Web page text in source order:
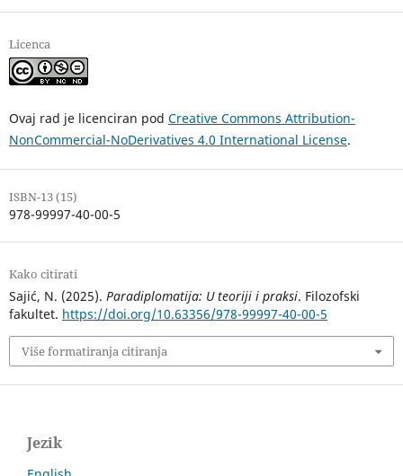
Licenca
Ovaj rad je licenciran pod Creative Commons Attribution-
NonCommercial-NoDerivatives 4.0 International License.
ISBN-13 (15)
978-99997-40-00-5
Kako citirati
Sajić, N. (2025). Paradiplomatija: U teoriji i praksi. Filozofski
fakultet. https://doi.org/10.63356/978-99997-40-00-5
Više formatiranja citiranja
Jezik